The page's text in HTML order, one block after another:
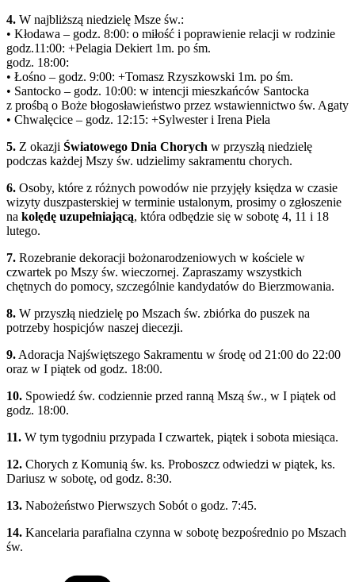
4. W najbliższą niedzielę Msze św.:
• Kłodawa – godz. 8:00: o miłość i poprawienie relacji w rodzinie
godz.11:00: +Pelagia Dekiert 1m. po śm.
godz. 18:00:
• Łośno – godz. 9:00: +Tomasz Rzyszkowski 1m. po śm.
• Santocko – godz. 10:00: w intencji mieszkańców Santocka
z prośbą o Boże błogosławieństwo przez wstawiennictwo św. Agaty
• Chwalęcice – godz. 12:15: +Sylwester i Irena Piela
5. Z okazji Światowego Dnia Chorych w przyszłą niedzielę
podczas każdej Mszy św. udzielimy sakramentu chorych.
6. Osoby, które z różnych powodów nie przyjęły księdza w czasie
wizyty duszpasterskiej w terminie ustalonym, prosimy o zgłoszenie
na kolędę uzupełniającą, która odbędzie się w sobotę 4, 11 i 18
lutego.
7. Rozebranie dekoracji bożonarodzeniowych w kościele w
czwartek po Mszy św. wieczornej. Zapraszamy wszystkich
chętnych do pomocy, szczególnie kandydatów do Bierzmowania.
8. W przyszłą niedzielę po Mszach św. zbiórka do puszek na
potrzeby hospicjów naszej diecezji.
9. Adoracja Najświętszego Sakramentu w środę od 21:00 do 22:00
oraz w I piątek od godz. 18:00.
10. Spowiedź św. codziennie przed ranną Mszą św., w I piątek od
godz. 18:00.
11. W tym tygodniu przypada I czwartek, piątek i sobota miesiąca.
12. Chorych z Komunią św. ks. Proboszcz odwiedzi w piątek, ks.
Dariusz w sobotę, od godz. 8:30.
13. Nabożeństwo Pierwszych Sobót o godz. 7:45.
14. Kancelaria parafialna czynna w sobotę bezpośrednio po Mszach
św.